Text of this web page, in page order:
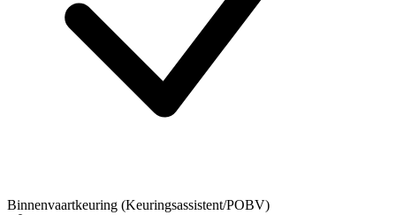
Binnenvaartkeuring (Keuringsassistent/POBV)